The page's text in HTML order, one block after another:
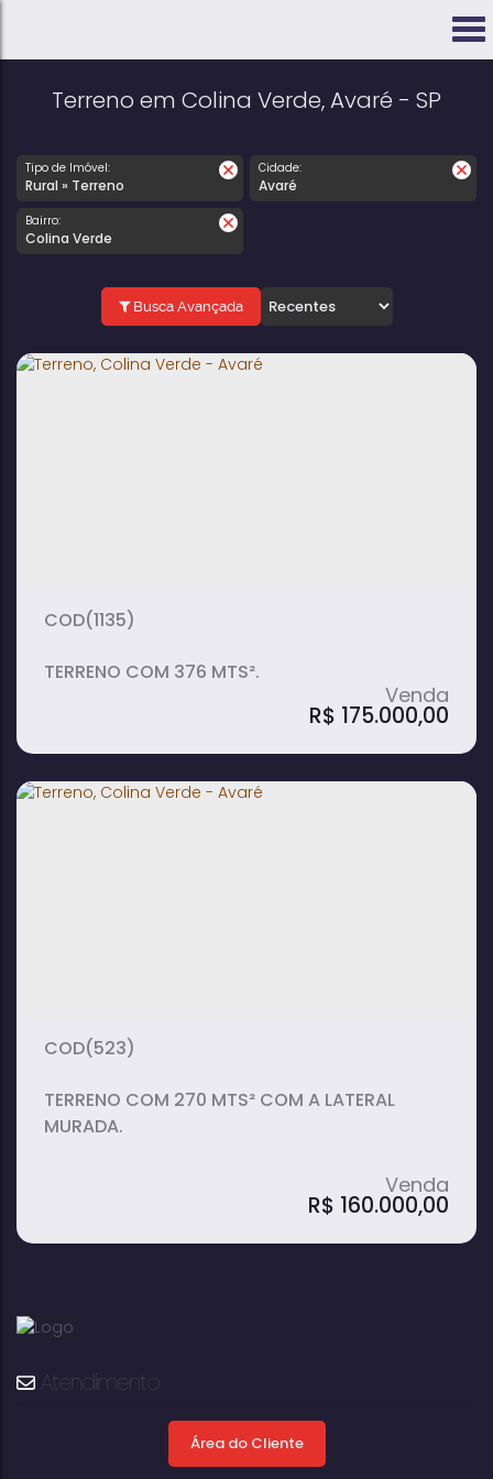
Terreno em Colina Verde, Avaré - SP
Tipo de Imóvel:
Rural » Terreno
Cidade:
Avaré
Bairro:
Colina Verde
Busca Avançada
R$ 175.000,00
(1135)
TERRENO COM 376 MTS².
R$ 160.000,00
(523)
TERRENO COM 270 MTS² COM A LATERAL
MURADA.
Atendimento
Área do Cliente